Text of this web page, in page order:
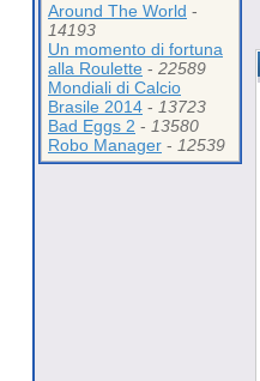
Around The World -
14193
Un momento di fortuna
alla Roulette - 22589
Mondiali di Calcio
Brasile 2014 - 13723
Bad Eggs 2 - 13580
Robo Manager - 12539